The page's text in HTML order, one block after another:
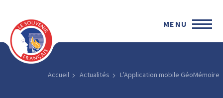
MENU
Accueil Actualités L’Application mobile GéoMémoire